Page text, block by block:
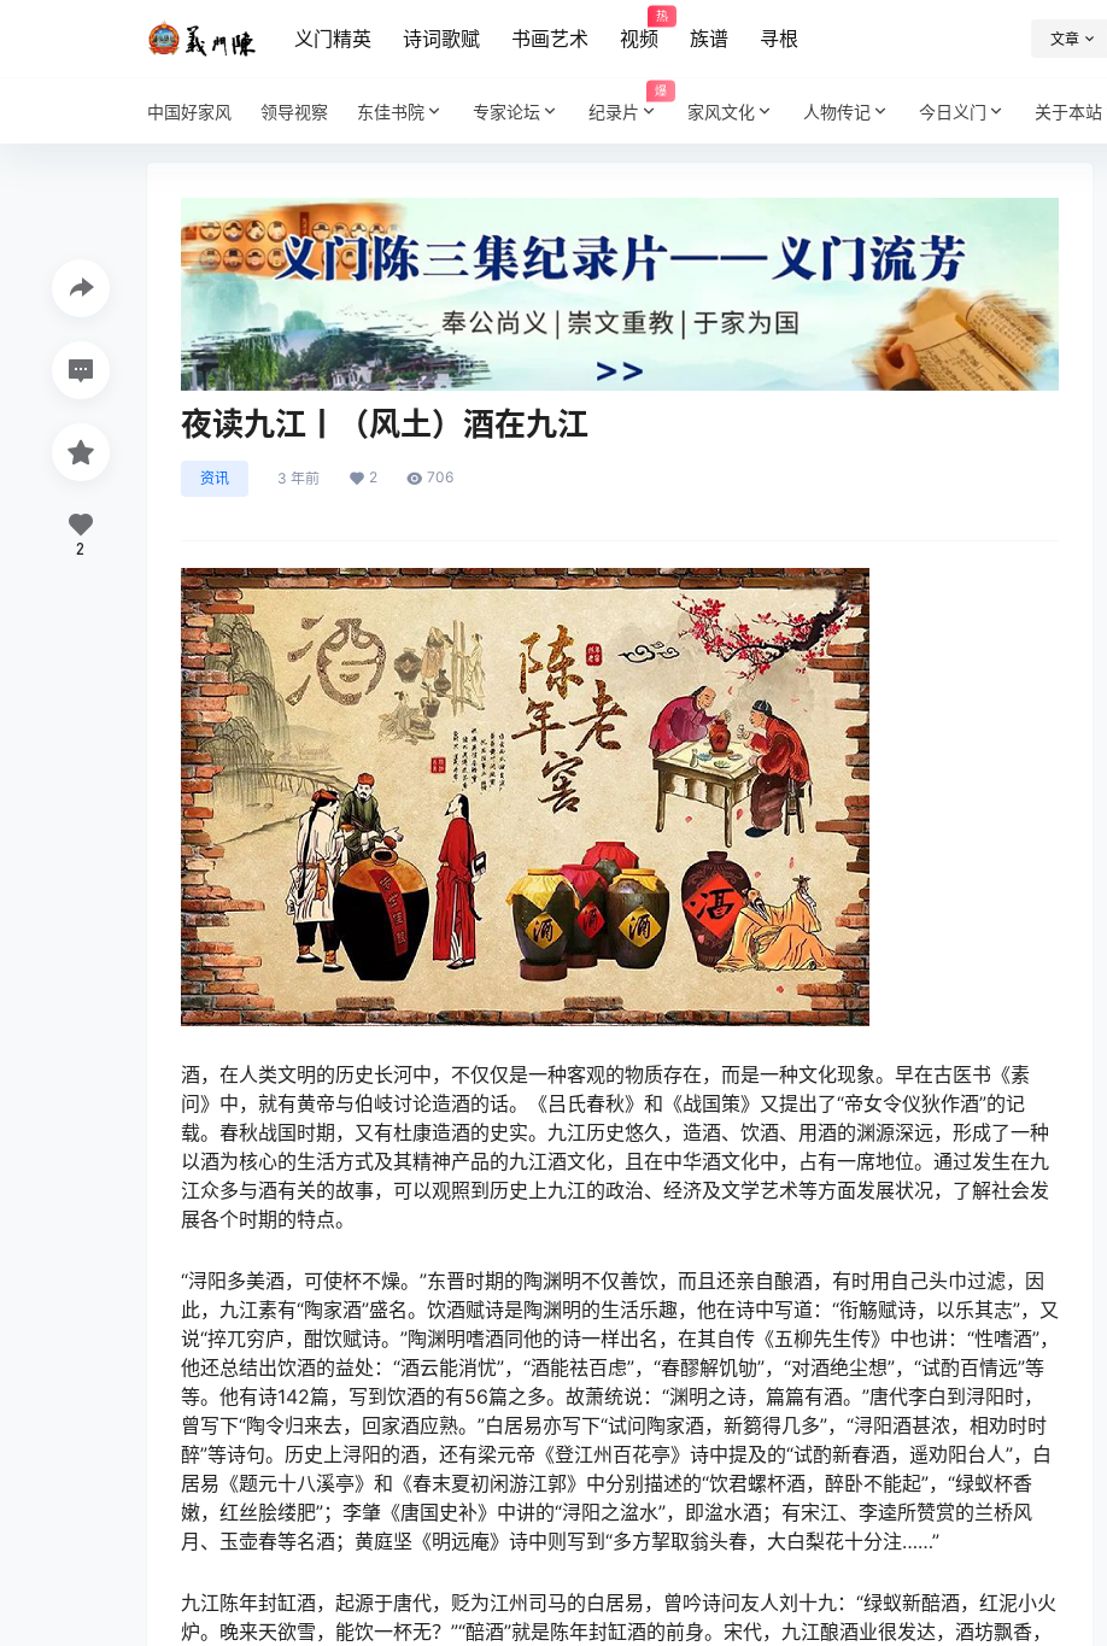
义门精英 诗词歌赋 书画艺术 视频
热
族谱 寻根 文章
中国好家风 领导视察 东佳书院 专家论坛 纪录片
爆
家风文化 人物传记 今日义门 关于本站
夜读九江丨（风土）酒在九江
资讯 3 年前 2 706
酒，在人类文明的历史长河中，不仅仅是一种客观的物质存在，而是一种文化现象。早在古医书《素
问》中，就有黄帝与伯岐讨论造酒的话。《吕氏春秋》和《战国策》又提出了“帝女令仪狄作酒”的记
载。春秋战国时期，又有杜康造酒的史实。九江历史悠久，造酒、饮酒、用酒的渊源深远，形成了一种
以酒为核心的生活方式及其精神产品的九江酒文化，且在中华酒文化中，占有一席地位。通过发生在九
江众多与酒有关的故事，可以观照到历史上九江的政治、经济及文学艺术等方面发展状况，了解社会发
展各个时期的特点。
“浔阳多美酒，可使杯不燥。”东晋时期的陶渊明不仅善饮，而且还亲自酿酒，有时用自己头巾过滤，因
此，九江素有“陶家酒”盛名。饮酒赋诗是陶渊明的生活乐趣，他在诗中写道：“衔觞赋诗，以乐其志”，又
说“捽兀穷庐，酣饮赋诗。”陶渊明嗜酒同他的诗一样出名，在其自传《五柳先生传》中也讲：“性嗜酒”，
他还总结出饮酒的益处：“酒云能消忧”，“酒能祛百虑”，“春醪解饥劬”，“对酒绝尘想”，“试酌百情远”等
等。他有诗142篇，写到饮酒的有56篇之多。故萧统说：“渊明之诗，篇篇有酒。”唐代李白到浔阳时，
曾写下“陶令归来去，回家酒应熟。”白居易亦写下“试问陶家酒，新篘得几多”，“浔阳酒甚浓，相劝时时
醉”等诗句。历史上浔阳的酒，还有梁元帝《登江州百花亭》诗中提及的“试酌新春酒，遥劝阳台人”，白
居易《题元十八溪亭》和《春末夏初闲游江郭》中分别描述的“饮君螺杯酒，醉卧不能起”，“绿蚁杯香
嫩，红丝脍缕肥”；李肇《唐国史补》中讲的“浔阳之湓水”，即湓水酒；有宋江、李逵所赞赏的兰桥风
月、玉壶春等名酒；黄庭坚《明远庵》诗中则写到“多方挈取翁头春，大白梨花十分注……”
九江陈年封缸酒，起源于唐代，贬为江州司马的白居易，曾吟诗问友人刘十九：“绿蚁新醅酒，红泥小火
炉。晚来天欲雪，能饮一杯无？”“醅酒”就是陈年封缸酒的前身。宋代，九江酿酒业很发达，酒坊飘香，
2